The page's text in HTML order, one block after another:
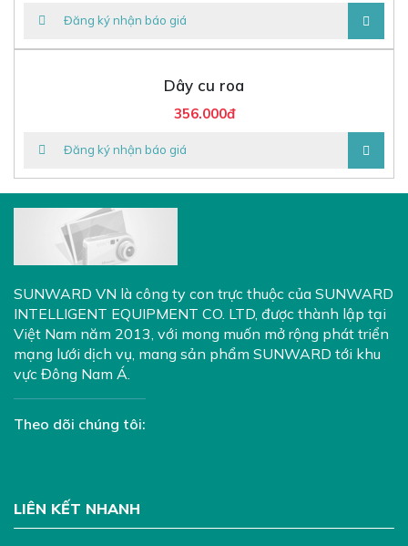
Đăng ký nhận báo giá
Dây cu roa
356.000đ
Đăng ký nhận báo giá
SUNWARD VN là công ty con trực thuộc của SUNWARD
INTELLIGENT EQUIPMENT CO. LTD, được thành lập tại
Việt Nam năm 2013, với mong muốn mở rộng phát triển
mạng lưới dịch vụ, mang sản phẩm SUNWARD tới khu
vực Đông Nam Á.
Theo dõi chúng tôi:
LIÊN KẾT NHANH